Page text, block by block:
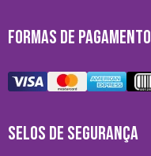
FORMAS DE PAGAMENTO
SELOS DE SEGURANÇA